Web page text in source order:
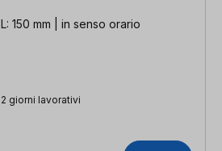
150 mm | in senso orario
giorni lavorativi